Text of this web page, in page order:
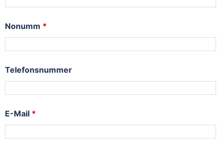
Nonumm *
Telefonsnummer
E-Mail *